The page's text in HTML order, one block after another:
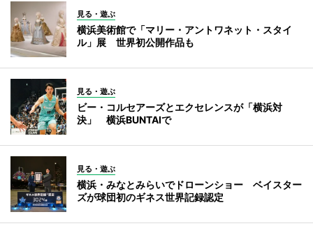
見る・遊ぶ
横浜美術館で「マリー・アントワネット・スタイ
ル」展 世界初公開作品も
見る・遊ぶ
ビー・コルセアーズとエクセレンスが「横浜対
決」 横浜BUNTAIで
見る・遊ぶ
横浜・みなとみらいでドローンショー ベイスター
ズが球団初のギネス世界記録認定